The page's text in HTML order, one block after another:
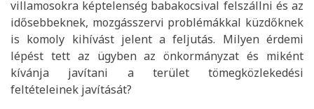
villamosokra képtelenség babakocsival felszállni és az
idősebbeknek, mozgásszervi problémákkal küzdőknek
is komoly kihívást jelent a feljutás. Milyen érdemi
lépést tett az ügyben az önkormányzat és miként
kívánja javítani a terület tömegközlekedési
feltételeinek javítását?